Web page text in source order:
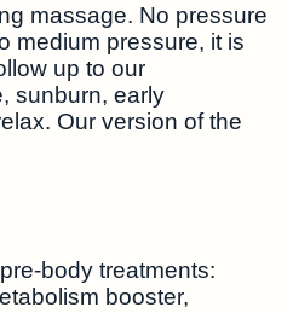
massage. No pressure
medium pressure, it is
up to our
sunburn, early
Our version of the
body treatments:
booster,